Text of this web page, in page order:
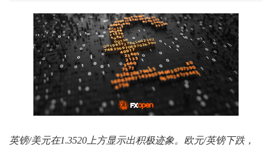
英镑/美元在1.3520上方显示出积极迹象。欧元/英镑下跌，